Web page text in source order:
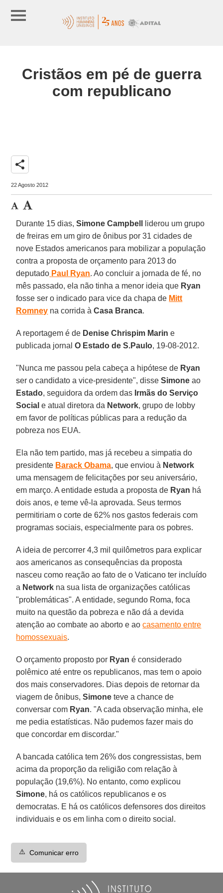
Cristãos em pé de guerra
com republicano
share
22 Agosto 2012
Durante 15 dias,Simone Campbell
liderou um grupo
de freiras em um giro de ônibus por 31 cidades de
nove Estados americanos para mobilizar a população
contra a proposta de orçamento para 2013 do
deputado Paul Ryan. Ao concluir a jornada de fé, no
mês passado, ela não tinha a menor ideia que Ryan
fosse ser o indicado para vice da chapa de Mitt
Romney na corrida àCasa Branca.
A reportagem é de Denise Chrispim Marin e
publicada jornalO Estado de S.Paulo, 19-08-2012.
"Nunca me passou pela cabeça a hipótese de Ryan
ser o candidato a vice-presidente", disseSimoneao
Estado, seguidora da ordem das Irmãs do Serviço
Sociale atual diretora da Network, grupo de lobby
em favor de políticas públicas para a redução da
pobreza nos EUA.
Ela não tem partido, mas já recebeu a simpatia do
presidente Barack Obama, que enviou à Network
uma mensagem de felicitações por seu aniversário,
em março. A entidade estuda a proposta de Ryan há
dois anos, e teme vê-la aprovada. Seus termos
permitiriam o corte de 62% nos gastos federais com
programas sociais, especialmente para os pobres.
A ideia de percorrer 4,3 mil quilômetros para explicar
aos americanos as consequências da proposta
nasceu como reação ao fato de o Vaticano ter incluído
a Network na sua lista de organizações católicas
"problemáticas". A entidade, segundo Roma, foca
muito na questão da pobreza e não dá a devida
atenção ao combate ao aborto e aocasamento entre
homossexuais.
O orçamento proposto por Ryan é considerado
polêmico até entre os republicanos, mas tem o apoio
dos mais conservadores. Dias depois de retornar da
viagem de ônibus,Simoneteve a chance de
conversar com Ryan. "A cada observação minha, ele
me pedia estatísticas. Não pudemos fazer mais do
que concordar em discordar."
A bancada católica tem 26% dos congressistas, bem
acima da proporção da religião com relação à
população (19,6%). No entanto, como explicou
Simone, há os católicos republicanos e os
democratas. E há os católicos defensores dos direitos
individuais e os em linha com o direito social.
⚠️ Comunicar erro